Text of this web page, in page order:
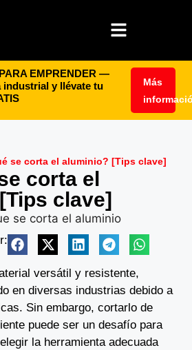
EMPRENDER —
industrial y llévate tu
Más
se corta el aluminio? [Tips clave]
corta el
clave]
versátil y resistente,
en diversas industrias debido a
Sin embargo, cortarlo de
puede ser un desafío para
la herramienta adecuada